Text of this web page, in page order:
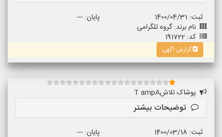
ثبت: 1400/04/31
پایان: ---
نام برند: گروه تلگرامی
کد: 191722
گزارش آگهی
پوشاک تلاشT ampA
توضیحات بیشتر
ثبت: 1400/03/18
پایان: ---